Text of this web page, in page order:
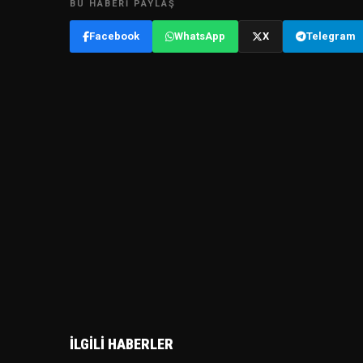
BU HABERI PAYLAŞ
Facebook WhatsApp X Telegram
İLGILI HABERLER